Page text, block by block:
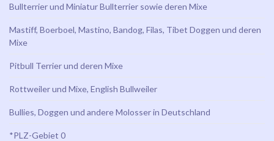
Bullterrier und Miniatur Bullterrier sowie deren Mixe
Mastiff, Boerboel, Mastino, Bandog, Filas, Tibet Doggen und deren
Mixe
Pitbull Terrier und deren Mixe
Rottweiler und Mixe, English Bullweiler
Bullies, Doggen und andere Molosser in Deutschland
*PLZ-Gebiet 0